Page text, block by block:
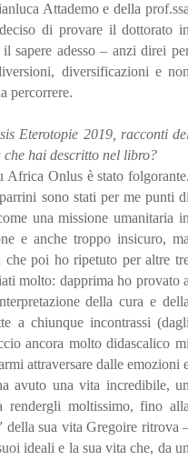
Attademo e della prof.ssa
di provare il dottorato in
sapere adesso – anzi direi
diversificazioni e non
percorrere.
Eterotopie 2019, racconti
che hai descritto nel libro?
Africa Onlus è stato folgorante.
sono stati per me punti di
una missione umanitaria in
e anche troppo insicuro, ma
che poi ho ripetuto per altre
molto: dapprima ho provato a
della cura e della
a chiunque incontrassi (dagli
ancora molto didascalico mi
attraversare dalle emozioni
avuto una vita incredibile, un
rendergli moltissimo, fino alla
della sua vita Gregoire ritrova
ideali e la sua vita che, da un